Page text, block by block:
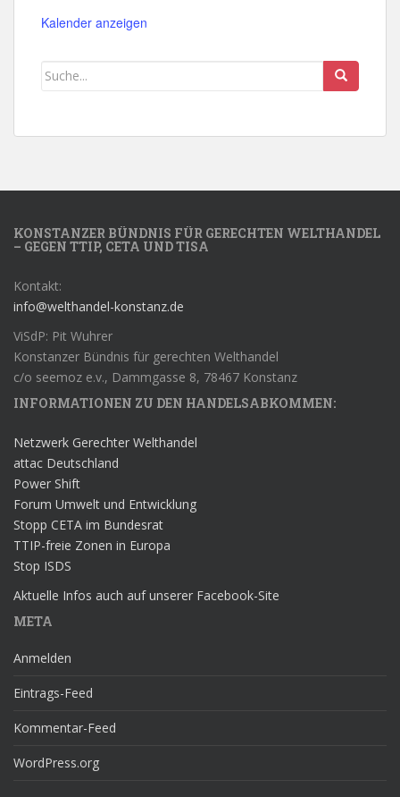
Kalender anzeigen
KONSTANZER BÜNDNIS FÜR GERECHTEN WELTHANDEL
– GEGEN TTIP, CETA UND TISA
Kontakt:
info@welthandel-konstanz.de
ViSdP: Pit Wuhrer
Konstanzer Bündnis für gerechten Welthandel
c/o seemoz e.v., Dammgasse 8, 78467 Konstanz
INFORMATIONEN ZU DEN HANDELSABKOMMEN:
Netzwerk Gerechter Welthandel
attac Deutschland
Power Shift
Forum Umwelt und Entwicklung
Stopp CETA im Bundesrat
TTIP-freie Zonen in Europa
Stop ISDS
Aktuelle Infos auch auf unserer Facebook-Site
META
Anmelden
Eintrags-Feed
Kommentar-Feed
WordPress.org